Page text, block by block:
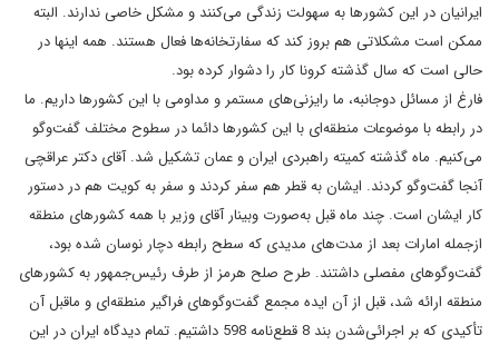
ایرانیان در این کشورها به سهولت زندگی می‌کنند و مشکل خاصی ندارند. البته
ممکن است مشکلاتی هم بروز کند که سفارتخانه‌ها فعال هستند. همه اینها در
حالی است که سال گذشته کرونا کار را دشوار کرده بود.
فارغ از مسائل دوجانبه، ما رایزنی‌های مستمر و مداومی با این کشورها داریم. ما
در رابطه با موضوعات منطقه‌ای با این کشورها دائما در سطوح مختلف گفت‌وگو
می‌کنیم. ماه گذشته کمیته راهبردی ایران و عمان تشکیل شد. آقای دکتر عراقچی
آنجا گفت‌وگو کردند. ایشان به قطر هم سفر کردند و سفر به کویت هم در دستور
کار ایشان است. چند ماه قبل به‌صورت وبینار آقای وزیر با همه کشورهای منطقه
از‌جمله امارات بعد از مدت‌های مدیدی که سطح رابطه دچار نوسان شده بود،
گفت‌وگوهای مفصلی داشتند. طرح صلح هرمز از طرف رئیس‌جمهور به کشورهای
منطقه ارائه شد، قبل از آن ایده مجمع گفت‌وگوهای فراگیر منطقه‌ای و ماقبل آن
تأکیدی که بر اجرائی‌شدن بند 8 قطع‌نامه 598 داشتیم. تمام دیدگاه ایران در این